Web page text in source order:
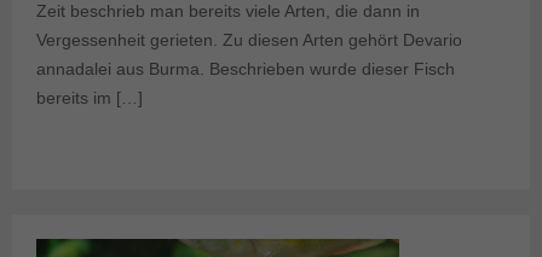
Zeit beschrieb man bereits viele Arten, die dann in
Vergessenheit gerieten. Zu diesen Arten gehört Devario
annadalei aus Burma. Beschrieben wurde dieser Fisch
bereits im […]